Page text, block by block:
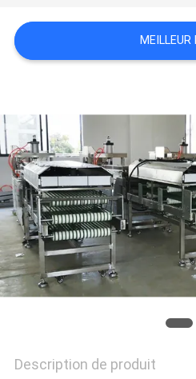
DEMANDEZ
PLAN
DU
SITE
PRIVACY
POLICY
MEILLEUR
Description de produit